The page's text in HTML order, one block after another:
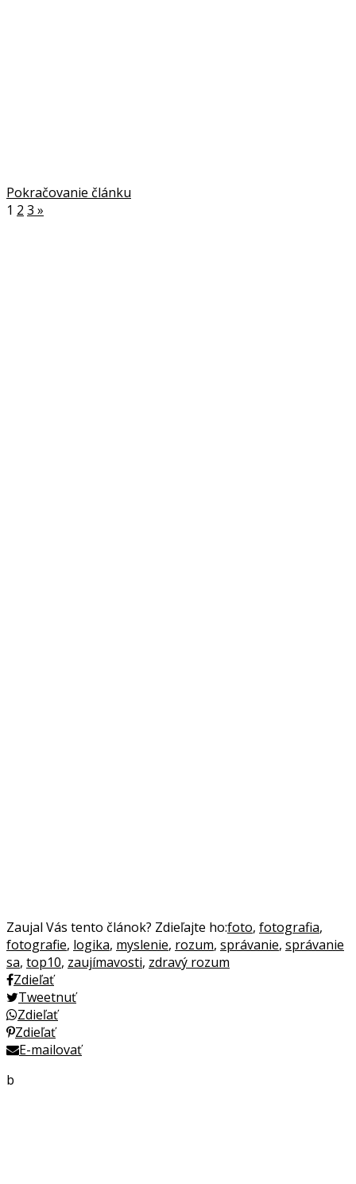
Pokračovanie článku
1 2 3 »
Zaujal Vás tento článok? Zdieľajte ho:foto, fotografia,
fotografie, logika, myslenie, rozum, správanie, správanie
sa, top10, zaujímavosti, zdravý rozum
Zdieľať
Tweetnuť
Zdieľať
Zdieľať
E-mailovať
b